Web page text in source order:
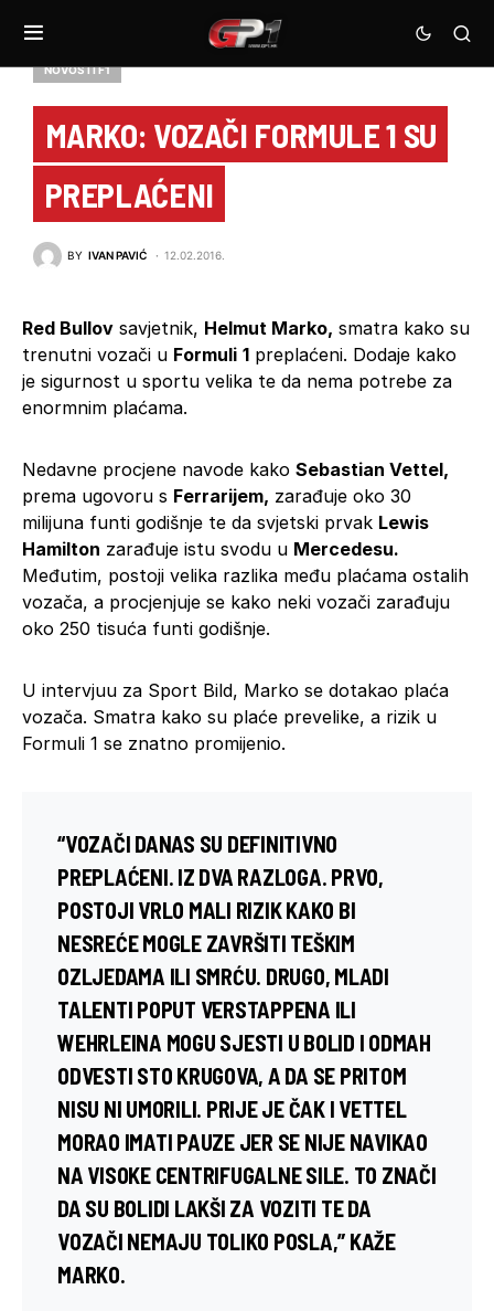
NOVOSTI F1
MARKO: VOZAČI FORMULE 1 SU
PREPLAĆENI
BY IVAN PAVIĆ 12.02.2016.
Red Bullov savjetnik, Helmut Marko, smatra kako su
trenutni vozači u Formuli 1 preplaćeni. Dodaje kako
je sigurnost u sportu velika te da nema potrebe za
enormnim plaćama.
Nedavne procjene navode kako Sebastian Vettel,
prema ugovoru s Ferrarijem, zarađuje oko 30
milijuna funti godišnje te da svjetski prvak Lewis
Hamilton zarađuje istu svodu u Mercedesu.
Međutim, postoji velika razlika među plaćama ostalih
vozača, a procjenjuje se kako neki vozači zarađuju
oko 250 tisuća funti godišnje.
U intervjuu za Sport Bild, Marko se dotakao plaća
vozača. Smatra kako su plaće prevelike, a rizik u
Formuli 1 se znatno promijenio.
“VOZAČI DANAS SU DEFINITIVNO
PREPLAĆENI. IZ DVA RAZLOGA. PRVO,
POSTOJI VRLO MALI RIZIK KAKO BI
NESREĆE MOGLE ZAVRŠITI TEŠKIM
OZLJEDAMA ILI SMRĆU. DRUGO, MLADI
TALENTI POPUT VERSTAPPENA ILI
WEHRLEINA MOGU SJESTI U BOLID I ODMAH
ODVESTI STO KRUGOVA, A DA SE PRITOM
NISU NI UMORILI. PRIJE JE ČAK I VETTEL
MORAO IMATI PAUZE JER SE NIJE NAVIKAO
NA VISOKE CENTRIFUGALNE SILE. TO ZNAČI
DA SU BOLIDI LAKŠI ZA VOZITI TE DA
VOZAČI NEMAJU TOLIKO POSLA,” KAŽE
MARKO.